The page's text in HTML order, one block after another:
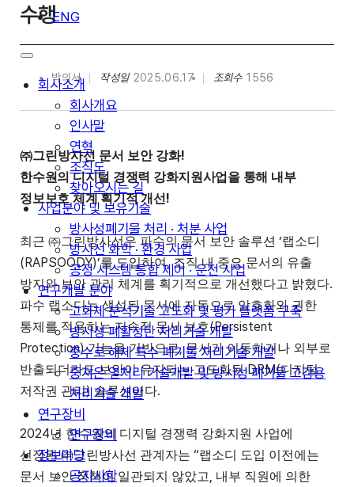
ENG
회사소개
회사개요
인사말
연혁
조직도
찾아오시는 길
사업분야 및 보유기술
방사성폐기물 처리 · 처분 사업
방사선 화학 · 환경 사업
공정 시스템 통합 제어 · 운전 사업
연구개발 분야
고화체 분석기술 고도화 및 평가 플랫폼 구축
방사성 폐활성탄 처리기술 개발
중수로 해체 특수 폐기물 처리기술 개발
중저온 열처리 기술개발 및 방사성 폐기물 고감용
처리기술 개발
연구장비
연구장비
정보마당
공지사항
수행
박의서 작성일 2025.06.17 조회수 1556
㈜그린방사선 문서 보안 강화!
한수원의 디지털 경쟁력 강화지원사업을 통해 내부
정보보호 체계 획기적 개선!
최근㈜그린방사선은 파수의 문서 보안 솔루션‘랩소디
(RAPSOODY)’를 도입하여,조직 내 중요 문서의 유출
방지와 보안 관리 체계를 획기적으로 개선했다고 밝혔다.
파수 랩소디는 생성된 문서에 자동으로 암호화와 권한
통제를 적용하는 지속적 문서 보호(Persistent
Protection)기능을 기반으로,문서가 이동하거나 외부로
반출되더라도 보안이 유지되는 고도화된 DRM(디지털
저작권 관리)솔루션이다.
2024년 한수원의 디지털 경쟁력 강화지원 사업에
선정된㈜그린방사선 관계자는“랩소디 도입 이전에는
문서 보안 정책이 일관되지 않았고, 내부 직원에 의한